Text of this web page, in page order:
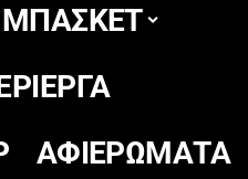
ΜΠΑΣΚΕΤ
ΑΦΙΕΡΩΜΑΤΑ